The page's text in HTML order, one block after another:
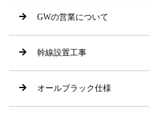
GWの営業について
幹線設置工事
オールブラック仕様